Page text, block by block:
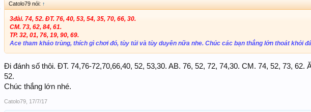
Catolo79 nói: ↑
3đài. 74, 52. ĐT. 76, 40, 53, 54, 35, 70, 66, 30.
CM. 73, 62, 84, 61.
TP. 32, 01, 76, 19, 90, 69.
Ace tham khảo trùng, thích gì chơi đó, tùy túi và tùy duyên nữa nhe. Chúc các bạn thắng lớn thoát khỏi
Đi đánh số thôi. ĐT. 74,76-72,70,66,40, 52, 53,30. AB. 76, 52, 72, 74,30. CM. 74, 52, 73, 62.
52.
Chúc thắng lớn nhé.
Catolo79 17/7/17